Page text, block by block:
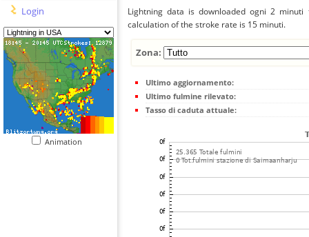
Login
Animation
Lightning data is downloaded ogni 2
calculation of the stroke rate is 15 minuti.
Zona:
Ultimo aggiornamento:
Ultimo fulmine rilevato:
Tasso di caduta attuale: